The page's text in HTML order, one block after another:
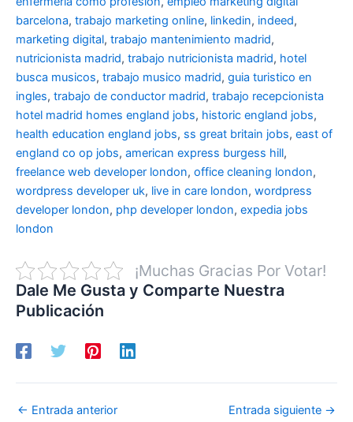
barcelona, trabajo marketing online, linkedin, indeed,
marketing digital, trabajo mantenimiento madrid,
nutricionista madrid, trabajo nutricionista madrid, hotel
busca musicos, trabajo musico madrid, guia turistico en
ingles, trabajo de conductor madrid, trabajo recepcionista
hotel madrid homes england jobs, historic england jobs,
health education england jobs, ss great britain jobs, east of
england co op jobs, american express burgess hill,
freelance web developer london, office cleaning london,
wordpress developer uk, live in care london, wordpress
developer london, php developer london, expedia jobs
london
¡Muchas Gracias Por Votar!
Dale Me Gusta y Comparte Nuestra
Publicación
← Entrada anterior Entrada siguiente →